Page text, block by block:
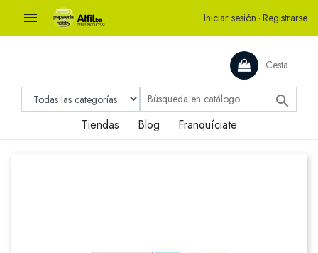
 Iniciar sesión · Registrarse
Cesta

Tiendas Blog Franquíciate